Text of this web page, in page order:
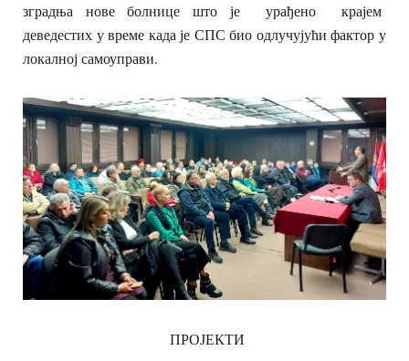
зградња нове болнице што је урађено крајем
деведестих у време када је СПС био одлучујући фактор у
локалној самоуправи.
ПРОЈЕКТИ